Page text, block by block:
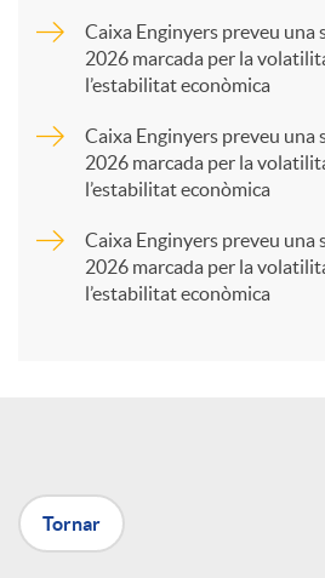
a
X
Caixa Enginyers preveu una
2026 marcada per la
l’estabilitat econòmica
Caixa Enginyers preveu una
2026 marcada per la
l’estabilitat econòmica
Caixa Enginyers preveu una
2026 marcada per la
l’estabilitat econòmica
Tornar